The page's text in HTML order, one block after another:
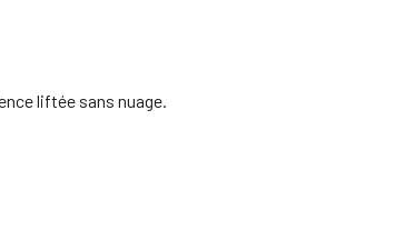
liftée sans nuage.